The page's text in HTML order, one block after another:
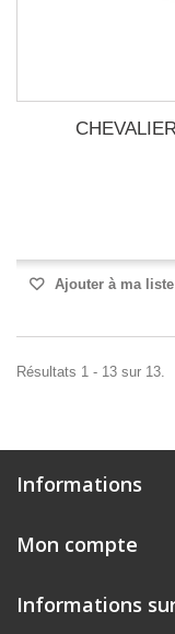
Ajouter à ma
Résultats 1 - 13 sur 13.
Informations
Mon compte
Informations